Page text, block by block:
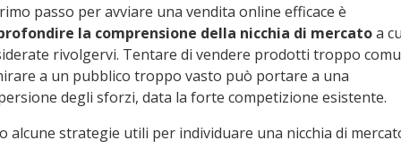
passo per avviare una vendita online efficace è
la comprensione della nicchia di mercatoa
rivolgervi. Tentare di vendere prodotti troppo
a un pubblico troppo vasto può portare a una
degli sforzi, data la forte competizione esistente.
alcune strategie utili per individuare una nicchia di